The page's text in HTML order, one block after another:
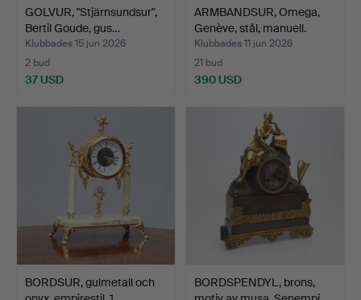
GOLVUR, "Stjärnsundsur",
Bertil Goude, gus…
Klubbades 15 jun 2026
2 bud
37 USD
ARMBANDSUR, Omega,
Genève, stål, manuell.
Klubbades 11 jun 2026
21 bud
390 USD
BORDSUR, gulmetall och
BORDSPENDYL, brons,